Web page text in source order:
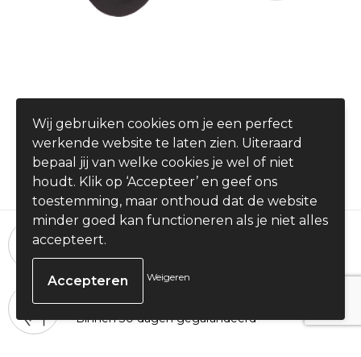
Anti-stress Beetle
vanaf € 1,42
24 uur per dag, 7 dagen per week
Bestellingen plaatsen
100% Tevredenheid
Binnen 30 dagen gegarandeerd
Wij gebruiken cookies om je een perfect
werkende website te laten zien. Uiteraard
bepaal jij van welke cookies je wel of niet
houdt. Klik op ‘Accepteer’ en geef ons
toestemming, maar onthoud dat de website
minder goed kan functioneren als je niet alles
accepteert.
Weigeren